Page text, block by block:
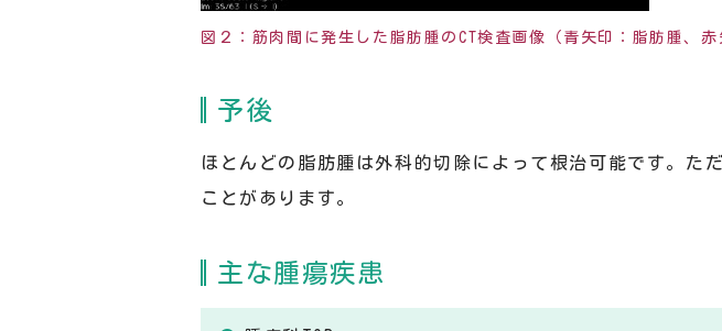
図２：筋肉間に発生した脂肪腫のCT検査画像（青矢印：脂肪腫、赤
予後
ほとんどの脂肪腫は外科的切除によって根治可能です。た
ことがあります。
主な腫瘍疾患